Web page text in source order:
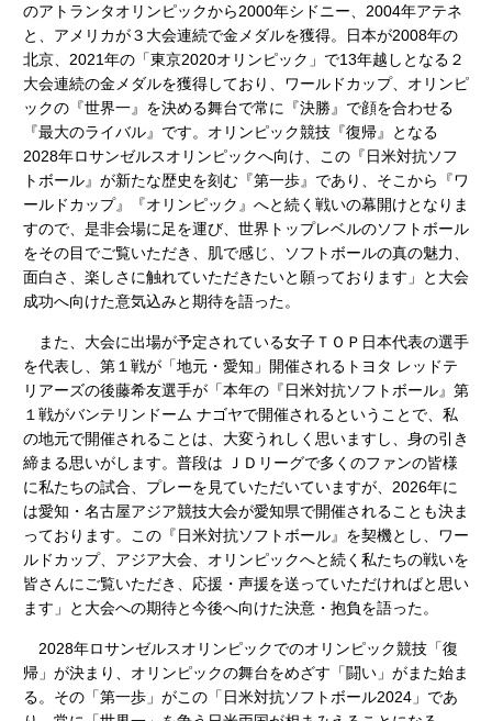
のアトランタオリンピックから2000年シドニー、2004年アテネ
と、アメリカが３大会連続で金メダルを獲得。日本が2008年の
北京、2021年の「東京2020オリンピック」で13年越しとなる２
大会連続の金メダルを獲得しており、ワールドカップ、オリンピ
ックの『世界一』を決める舞台で常に『決勝』で顔を合わせる
『最大のライバル』です。オリンピック競技『復帰』となる
2028年ロサンゼルスオリンピックへ向け、この『日米対抗ソフ
トボール』が新たな歴史を刻む『第一歩』であり、そこから『ワ
ールドカップ』『オリンピック』へと続く戦いの幕開けとなりま
すので、是非会場に足を運び、世界トップレベルのソフトボール
をその目でご覧いただき、肌で感じ、ソフトボールの真の魅力、
面白さ、楽しさに触れていただきたいと願っております」と大会
成功へ向けた意気込みと期待を語った。
また、大会に出場が予定されている女子ＴＯＰ日本代表の選手
を代表し、第１戦が「地元・愛知」開催されるトヨタ レッドテ
リアーズの後藤希友選手が「本年の『日米対抗ソフトボール』第
１戦がバンテリンドーム ナゴヤで開催されるということで、私
の地元で開催されることは、大変うれしく思いますし、身の引き
締まる思いがします。普段は ＪＤリーグで多くのファンの皆様
に私たちの試合、プレーを見ていただいていますが、2026年に
は愛知・名古屋アジア競技大会が愛知県で開催されることも決ま
っております。この『日米対抗ソフトボール』を契機とし、ワー
ルドカップ、アジア大会、オリンピックへと続く私たちの戦いを
皆さんにご覧いただき、応援・声援を送っていただければと思い
ます」と大会への期待と今後へ向けた決意・抱負を語った。
2028年ロサンゼルスオリンピックでのオリンピック競技「復
帰」が決まり、オリンピックの舞台をめざす「闘い」がまた始ま
る。その「第一歩」がこの「日米対抗ソフトボール2024」であ